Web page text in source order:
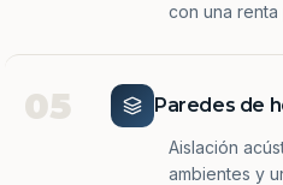
con una
05 Paredes de
Aislación
ambientes y